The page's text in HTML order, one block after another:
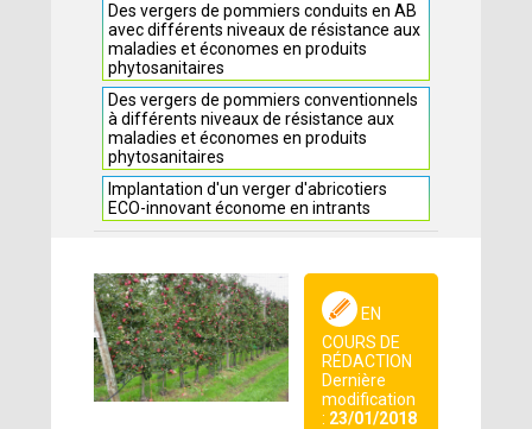
Des vergers de pommiers conduits en AB
avec différents niveaux de résistance aux
maladies et économes en produits
phytosanitaires
Des vergers de pommiers conventionnels
à différents niveaux de résistance aux
maladies et économes en produits
phytosanitaires
Implantation d'un verger d'abricotiers
ECO-innovant économe en intrants
EN
COURS DE
RÉDACTION
Dernière
modification
: 23/01/2018